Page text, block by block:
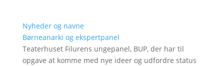
Nyheder og navne
Børneanarki og ekspertpanel
Teaterhuset Filurens ungepanel, BUP, der har til
opgave at komme med nye ideer og udfordre status